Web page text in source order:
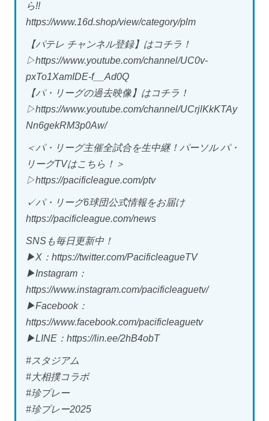
ら!!
https://www.16d.shop/view/category/plm
【パテレ チャンネル登録】はコチラ！
▷https://www.youtube.com/channel/UC0v-
pxTo1XamIDE-f__Ad0Q
【パ・リーグの過去映像】はコチラ！
▷https://www.youtube.com/channel/UCrjlKkKTAy
Nn6gekRM3p0Aw/
＜パ・リーグ主催全試合を生中継！パーソル パ・
リーグTVはこちら！＞
▷https://pacificleague.com/ptv
✓パ・リーグ6球団公式情報をお届け
https://pacificleague.com/news
SNSも毎日更新中！
▶X：https://twitter.com/PacificleagueTV
▶Instagram：
https://www.instagram.com/pacificleaguetv/
▶Facebook：
https://www.facebook.com/pacificleaguetv
▶LINE：https://lin.ee/2hB4obT
#スタジアム
#大相撲コラボ
#珍プレー
#珍プレー2025